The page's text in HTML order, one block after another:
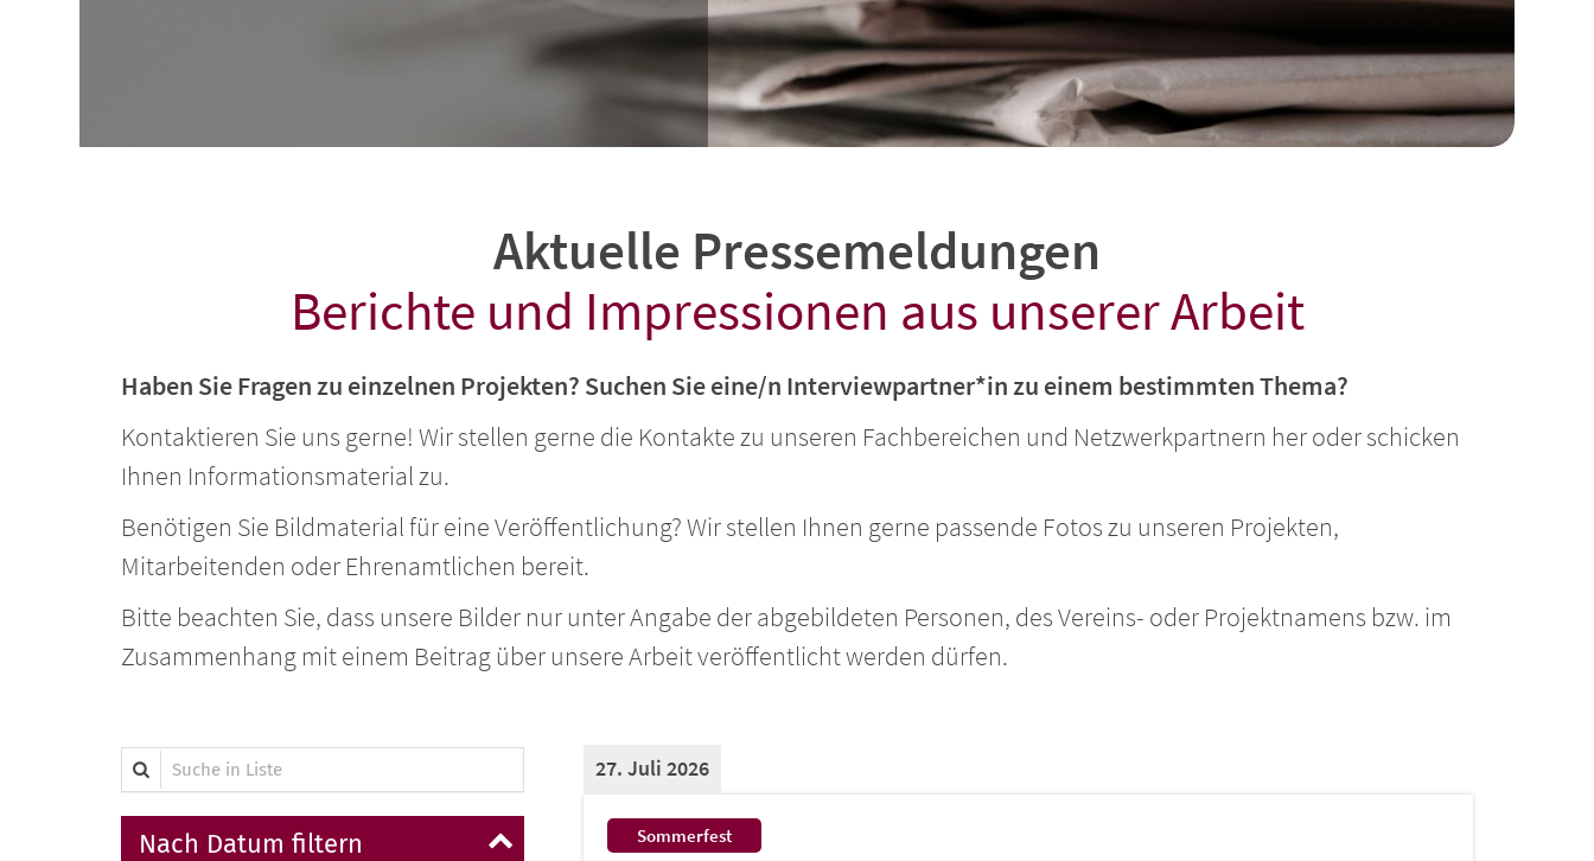
Aktuelle Pressemeldungen
Berichte und Impressionen aus unserer Arbeit
Haben Sie Fragen zu einzelnen Projekten? Suchen Sie eine/n Interviewpartner*in zu einem bestimmten Thema?
Kontaktieren Sie uns gerne! Wir stellen gerne die Kontakte zu unseren Fachbereichen und Netzwerkpartnern her oder schicken
Ihnen Informationsmaterial zu.
Benötigen Sie Bildmaterial für eine Veröffentlichung? Wir stellen Ihnen gerne passende Fotos zu unseren Projekten,
Mitarbeitenden oder Ehrenamtlichen bereit.
Bitte beachten Sie, dass unsere Bilder nur unter Angabe der abgebildeten Personen, des Vereins- oder Projektnamens bzw. im
Zusammenhang mit einem Beitrag über unsere Arbeit veröffentlicht werden dürfen.
Sommerfest:
27. Juli 2026
Suche in Liste
Nach Datum filtern